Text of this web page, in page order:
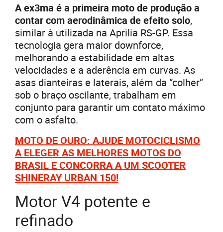
A ex3ma é a primeira moto de produção a
contar com aerodinâmica de efeito solo,
similar à utilizada na Aprilia RS-GP. Essa
tecnologia gera maior downforce,
melhorando a estabilidade em altas
velocidades e a aderência em curvas. As
asas dianteiras e laterais, além da “colher”
sob o braço oscilante, trabalham em
conjunto para garantir um contato máximo
com o asfalto.
MOTO DE OURO: AJUDE MOTOCICLISMO
A ELEGER AS MELHORES MOTOS DO
BRASIL E CONCORRA A UM SCOOTER
SHINERAY URBAN 150!
Motor V4 potente e
refinado